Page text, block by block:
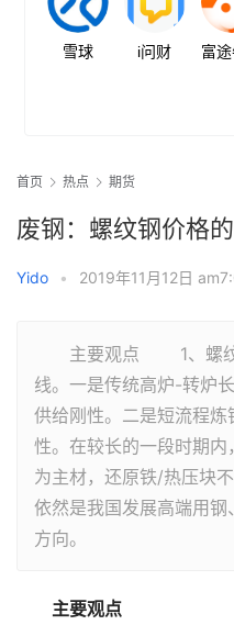
雪球 i问财 富
首页 热点 期货
废钢：螺纹钢价格
Yido • 2019年11月12日
主要观点 1、螺纹钢
线。一是传统高炉-转炉
供给刚性。二是短流程
性。在较长的一段时期
为主材，还原铁/热压块
依然是我国发展高端用
方向。
主要观点